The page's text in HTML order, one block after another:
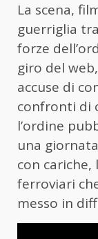
La scena,
guerriglia
forze
giro del
accuse di
confronti di
l’ordine
una
con
ferroviari
messo in